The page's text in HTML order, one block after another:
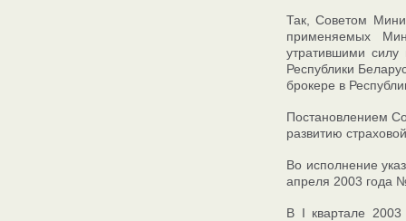
Так, Советом
применяемых
утратившими силу
Республики
брокере в
Постановлением
развитию
Во исполнение
апреля 2003 года
В I квартале 2003